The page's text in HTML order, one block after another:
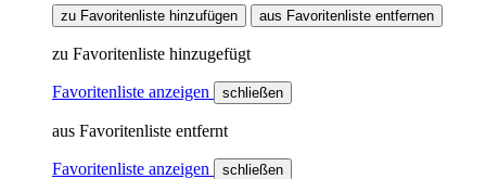
zu Favoritenliste hinzufügen aus Favoritenliste entfernen
zu Favoritenliste hinzugefügt
Favoritenliste anzeigen schließen
aus Favoritenliste entfernt
Favoritenliste anzeigen schließen